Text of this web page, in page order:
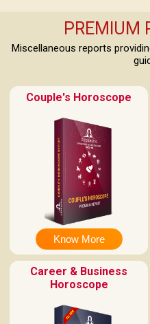
PREMIUM
Miscellaneous reports
Couple's Horoscope
Know More
Career & Business
Horoscope